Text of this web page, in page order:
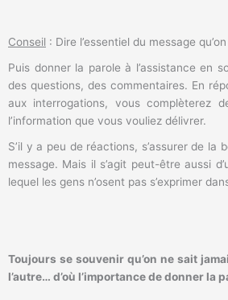
Conseil : Dire l’essentiel du message
Puis donner la parole à l’assistance en
des questions, des commentaires. En
aux interrogations, vous complèterez
l’information que vous vouliez délivrer.
S’il y a peu de réactions, s’assurer de la
message. Mais il s’agit peut-être aussi
lequel les gens n’osent pas s’exprimer
Toujours se souvenir qu’on ne sait
l’autre… d’où l’importance de donner la